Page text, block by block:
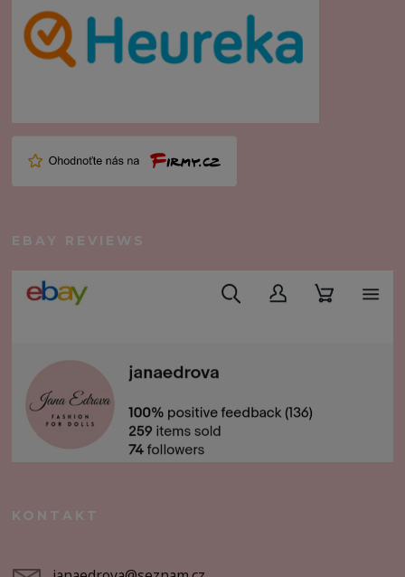
EBAY REVIEWS
KONTAKT